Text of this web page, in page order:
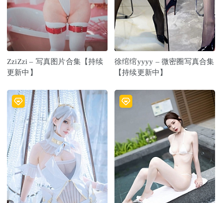
ZziZzi – 写真图片合集【持续
更新中】
徐绾绾yyyy – 微密圈写真合集
【持续更新中】